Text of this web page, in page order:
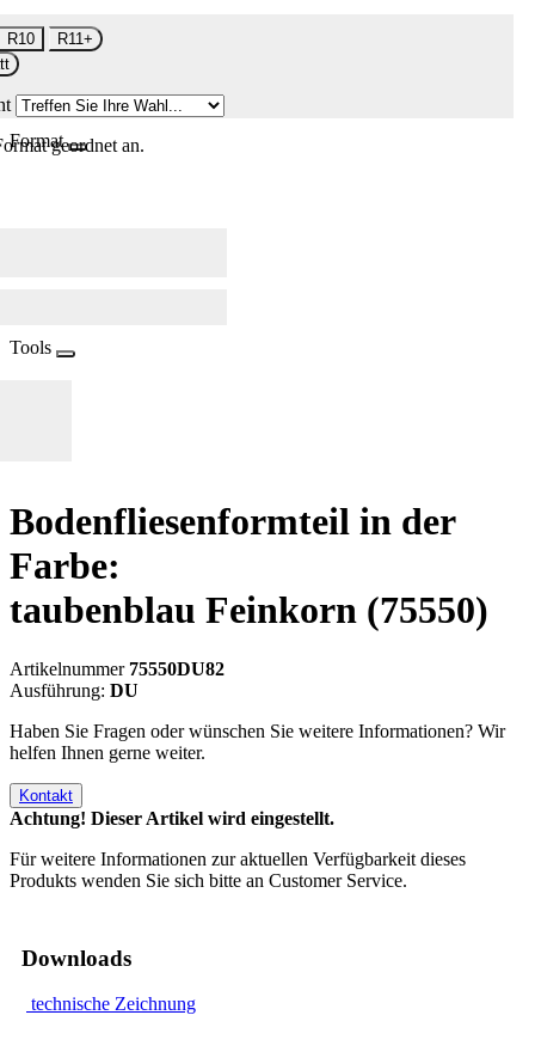
R10
R11+
Formatgeordnet an.
Tools
Bodenfliesenformteil in der
Farbe:
taubenblau Feinkorn (75550)
Artikelnummer 75550DU82
Ausführung: DU
Haben Sie Fragen oder wünschen Sie weitere Informationen? Wir
helfen Ihnen gerne weiter.
Kontakt
Achtung! Dieser Artikel wird eingestellt.
Für weitere Informationen zur aktuellen Verfügbarkeit dieses
Produkts wenden Sie sich bitte an Customer Service.
Downloads
technische Zeichnung